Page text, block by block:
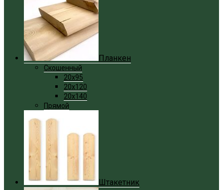
Планкен
Скошенный
20x95
20x120
20x140
Прямой
Штакетник